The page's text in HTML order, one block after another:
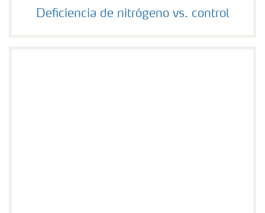
Deficiencia de nitrógeno vs. control
Deficiencia de nitrógeno vs. control